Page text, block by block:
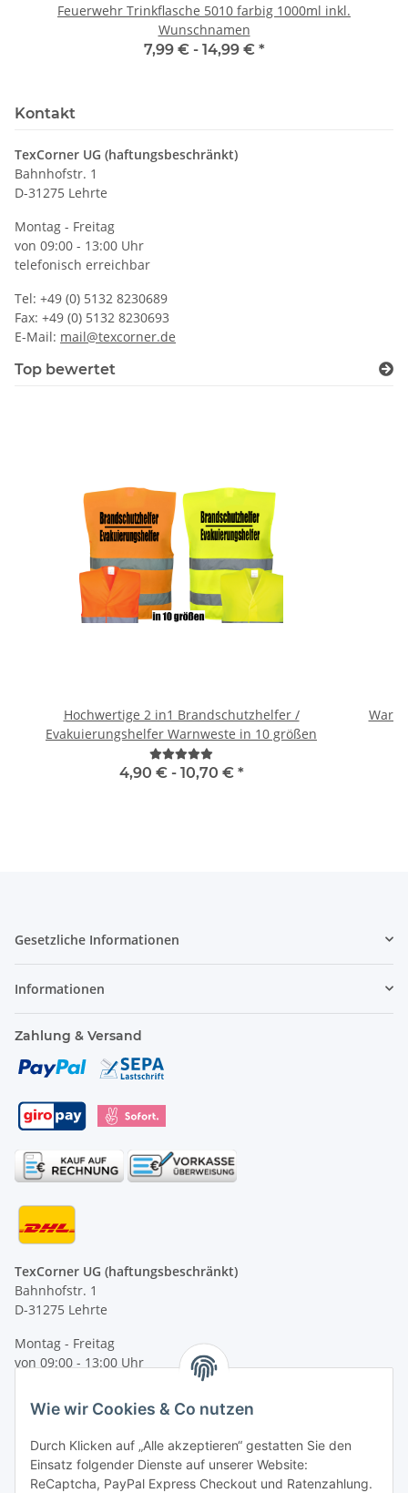
Feuerwehr Trinkflasche 5010 farbig 1000ml inkl.
Wunschnamen
7,99 € - 14,99 € *
Kontakt
TexCorner UG (haftungsbeschränkt)
Bahnhofstr. 1
D-31275 Lehrte
Montag - Freitag
von 09:00 - 13:00 Uhr
telefonisch erreichbar
Tel: +49 (0) 5132 8230689
Fax: +49 (0) 5132 8230693
E-Mail: mail@texcorner.de
Top bewertet
Hochwertige 2 in1 Brandschutzhelfer /
Evakuierungshelfer Warnweste in 10 größen
4,90 € - 10,70 € *
Gesetzliche Informationen
Informationen
Zahlung & Versand
TexCorner UG (haftungsbeschränkt)
Bahnhofstr. 1
D-31275 Lehrte
Montag - Freitag
von 09:00 - 13:00 Uhr
Tel: +49 (0) 5132 8230689
E-Mail:mail@texcorner.de
Wie wir Cookies & Co nutzen
Durch Klicken auf „Alle akzeptieren“ gestatten Sie den
Einsatz folgender Dienste auf unserer Website:
ReCaptcha, PayPal Express Checkout und Ratenzahlung.